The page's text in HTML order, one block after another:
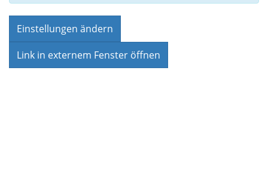
Einstellungen ändern
Link in externem Fenster öffnen